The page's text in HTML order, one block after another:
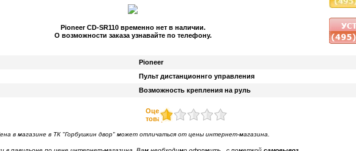
Pioneer CD-SR110 временно нет в наличии.
О возможности заказа узнавайте по телефону.
Pioneer
Пульт дистанционнго управления
Возможность крепления на руль
Оценить
товар
в магазине в ТК "Горбушкин двор" может отличаться от цены интернет-магазина.